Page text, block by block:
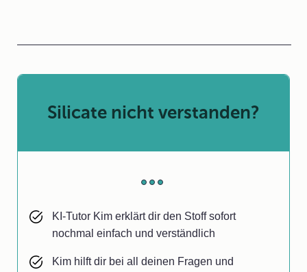
Silicate nicht verstanden?
KI-Tutor Kim erklärt dir den Stoff sofort
nochmal einfach und verständlich
Kim hilft dir bei all deinen Fragen und